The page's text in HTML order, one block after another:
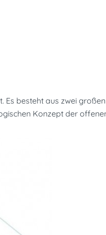
besteht aus zwei
Konzept der